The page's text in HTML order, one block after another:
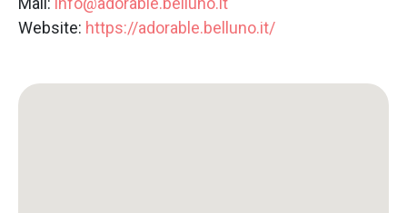
Website: https://adorable.belluno.it/